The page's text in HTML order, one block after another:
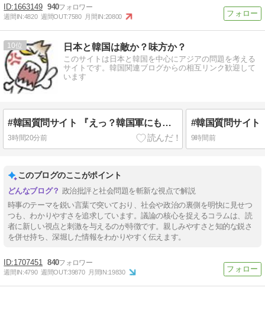
1663149 940
週間IN:4820 週間OUT:7580 月間IN:20800
10 日本と韓国は敵か？味方か？
このサイトは日本と韓国を中心にアジアの問題を考える
サイトです。韓国関連ブログからの相互リンク歓迎して
います
#韓国質問サイト 『えっ？韓国軍にも慰安婦いたの？！』、『あれは売春婦だ！一緒にするな！』
3時間20分前 9時間前
このブログのここがポイント
政治批評と社会問題を斬新な視点で解説
時事のテーマを鋭い言葉で突いており、社会や政治の裏側を明快に見せつ
つも、わかりやすさを追求しています。議論の核心を捉えるコラムは、読
者に新しい視点と刺激を与えるのが特徴です。親しみやすさと知的な鋭さ
を併せ持ち、深堀した情報をわかりやすく伝えます。
1707451 840
週間IN:4790 週間OUT:39870 月間IN:19830